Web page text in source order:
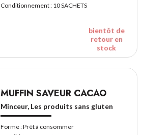
Conditionnement : 10 SACHETS
bientôt de
retour en
stock
MUFFIN SAVEUR CACAO
Minceur, Les produits sans gluten
Forme :Prêt à consommer